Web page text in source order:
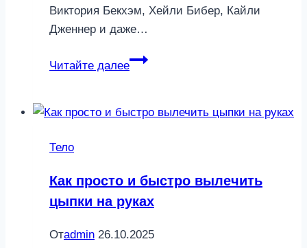
Виктория Бекхэм, Хейли Бибер, Кайли
Дженнер и даже…
Читайте далее
Маникюр
повторяем
этой
весны
Тело
Как просто и быстро вылечить
цыпки на руках
Отadmin 26.10.2025